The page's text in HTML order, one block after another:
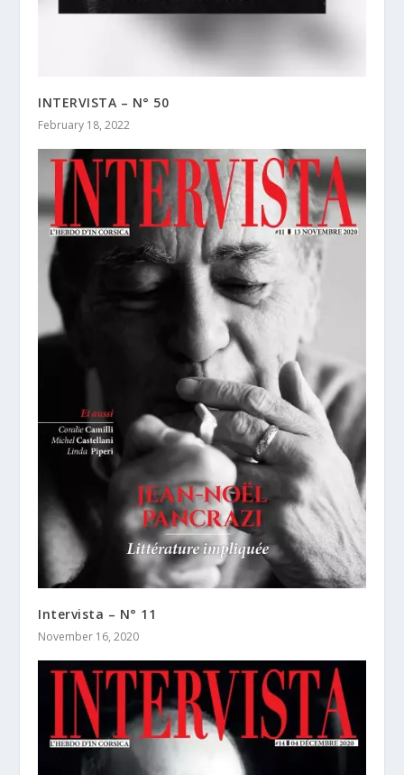
INTERVISTA – N° 50
February 18, 2022
Intervista – N° 11
November 16, 2020